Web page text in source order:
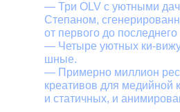
— Три OLV с уютными
Степаном,
от первого до последнего
— Четыре уютных ки-
шные.
— Примерно миллион
креативов для
и статичных, и